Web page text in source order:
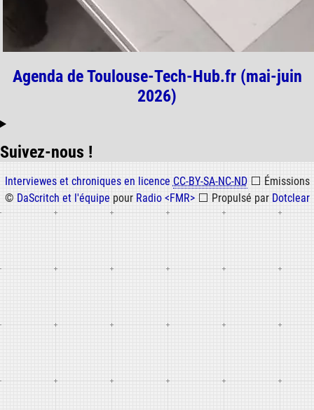
Agenda de Toulouse-Tech-Hub.fr (mai-juin
2026)
Suivez-nous !
Informations
Interviewes et chroniques en licence CC-BY-SA-NC-ND ⬜ Émissions
© DaScritch et l'équipe pour Radio <FMR> ⬜ Propulsé par Dotclear